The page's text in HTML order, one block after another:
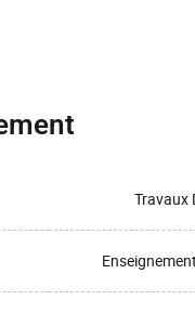
Travaux